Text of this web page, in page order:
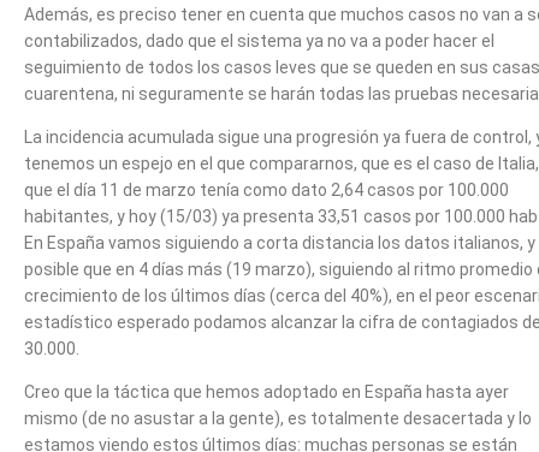
Además, es preciso tener en cuenta que muchos casos no van a
contabilizados, dado que el sistema ya no va a poder hacer el
seguimiento de todos los casos leves que se queden en sus
cuarentena, ni seguramente se harán todas las pruebas
La incidencia acumulada sigue una progresión ya fuera de control,
tenemos un espejo en el que compararnos, que es el caso de Italia,
que el día 11 de marzo tenía como dato 2,64 casos por 100.000
habitantes, y hoy (15/03) ya presenta 33,51 casos por 100.000
En España vamos siguiendo a corta distancia los datos italianos, y
posible que en 4 días más (19 marzo), siguiendo al ritmo promedio
crecimiento de los últimos días (cerca del 40%), en el peor
estadístico esperado podamos alcanzar la cifra de contagiados
30.000.
Creo que la táctica que hemos adoptado en España hasta ayer
mismo (de no asustar a la gente), es totalmente desacertada y lo
estamos viendo estos últimos días: muchas personas se están